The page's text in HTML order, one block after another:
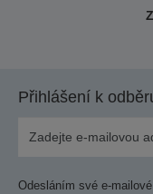
Přihlášení k
Odesláním své e-